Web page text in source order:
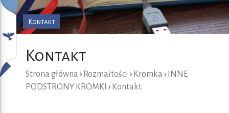
Kontakt
Kontakt
Strona główna › Rozmaitości › Kromka ›
INNE
PODSTRONY KROMKI › Kontakt